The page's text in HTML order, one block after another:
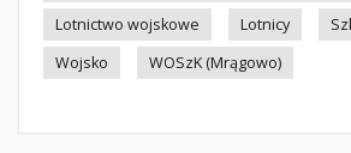
Lotnictwo wojskowe
Lotnicy
Wojsko
WOSzK (Mrągowo)